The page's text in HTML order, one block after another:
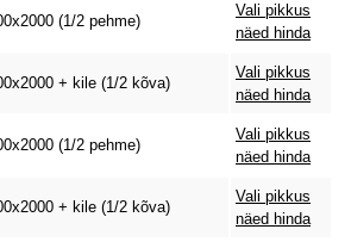
(1/2 pehme)
Vali pikkus
näed hinda
+ kile (1/2 kõva)
Vali pikkus
näed hinda
(1/2 pehme)
Vali pikkus
näed hinda
+ kile (1/2 kõva)
Vali pikkus
näed hinda